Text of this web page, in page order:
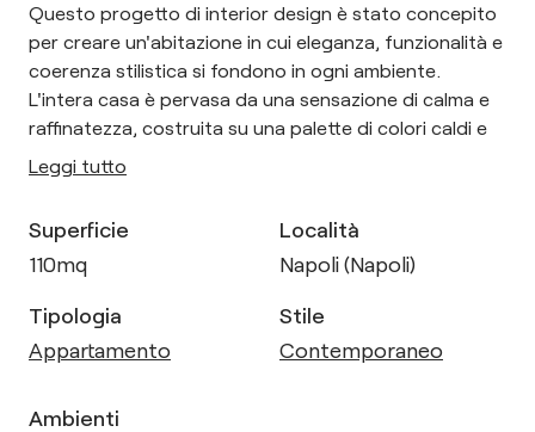
Questo progetto di interior design è stato concepito
per creare un'abitazione in cui eleganza, funzionalità e
coerenza stilistica si fondono in ogni ambiente.
L'intera casa è pervasa da una sensazione di calma e
raffinatezza, costruita su una palette di colori caldi e
Leggi tutto
Superficie
110mq
Località
Napoli (Napoli)
Tipologia
Appartamento
Stile
Contemporaneo
Ambienti